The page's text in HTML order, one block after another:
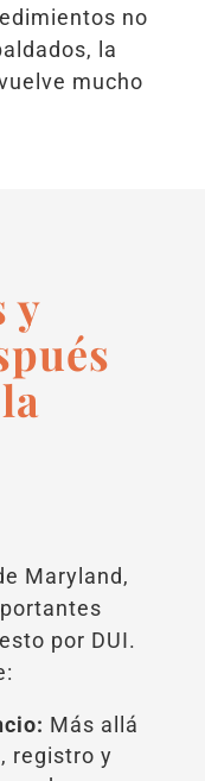
no
la
mucho
y
Maryland,
por DUI.
Más allá
registro y